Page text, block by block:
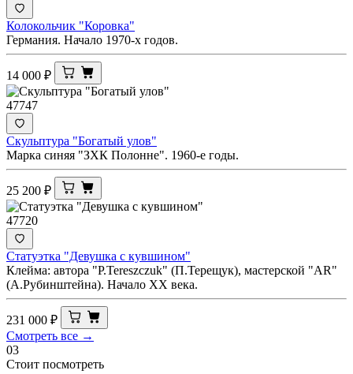
Колокольчик "Коровка"
Германия. Начало 1970-х годов.
14 000 ₽
47747
Скульптура "Богатый улов"
Марка синяя "ЗХК Полонне". 1960-е годы.
25 200 ₽
47720
Статуэтка "Девушка с кувшином"
Клейма: автора "Р.Tereszczuk" (П.Терещук), мастерской "AR"
(А.Рубинштейна). Начало ХХ века.
231 000 ₽
Смотреть все →
03
Стоит посмотреть